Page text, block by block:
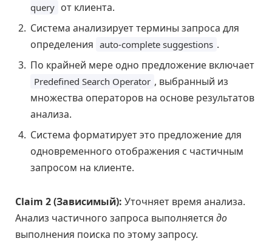
query от клиента.
Система анализирует термины запроса для
определения auto-complete suggestions .
По крайней мере одно предложение включает
Predefined Search Operator , выбранный из
множества операторов на основе результатов
анализа.
Система форматирует это предложение для
одновременного отображения с частичным
запросом на клиенте.
Claim 2 (Зависимый): Уточняет время анализа.
Анализ частичного запроса выполняется до
выполнения поиска по этому запросу.